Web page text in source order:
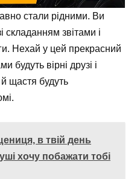
стали рідними. Ви
складанням звітами і
Нехай у цей прекрасний
будуть вірні друзі і
щастя будуть
в твій день
хочу побажати тобі